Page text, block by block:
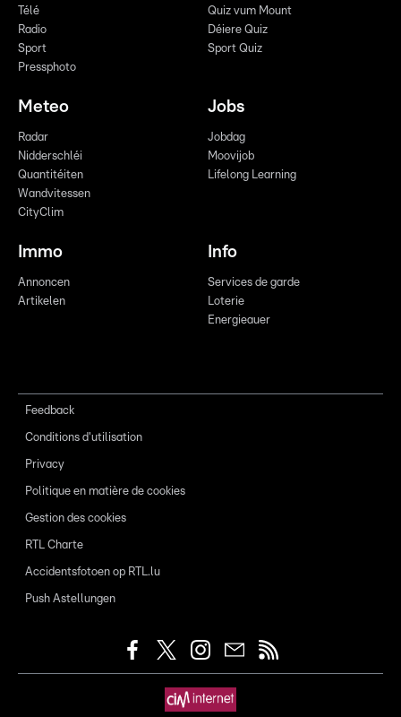
Télé
Radio
Sport
Pressphoto
Quiz vum Mount
Déiere Quiz
Sport Quiz
Meteo
Radar
Nidderschléi
Quantitéiten
Wandvitessen
CityClim
Jobs
Jobdag
Moovijob
Lifelong Learning
Immo
Annoncen
Artikelen
Info
Services de garde
Loterie
Energieauer
Feedback
Conditions d'utilisation
Privacy
Politique en matière de cookies
Gestion des cookies
RTL Charte
Accidentsfotoen op RTL.lu
Push Astellungen